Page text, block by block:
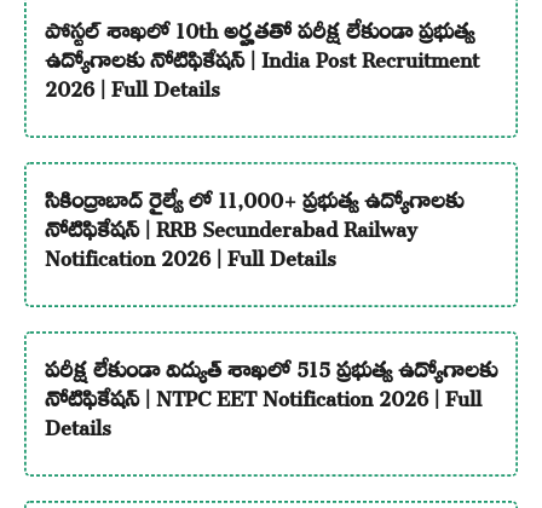
పోస్టల్ శాఖలో 10th అర్హతతో పరీక్ష లేకుండా ప్రభుత్వ
ఉద్యోగాలకు నోటిఫికేషన్ | India Post Recruitment
2026 | Full Details
సికింద్రాబాద్ రైల్వే లో 11,000+ ప్రభుత్వ ఉద్యోగాలకు
నోటిఫికేషన్ | RRB Secunderabad Railway
Notification 2026 | Full Details
పరీక్ష లేకుండా విద్యుత్ శాఖలో 515 ప్రభుత్వ ఉద్యోగాలకు
నోటిఫికేషన్ | NTPC EET Notification 2026 | Full
Details